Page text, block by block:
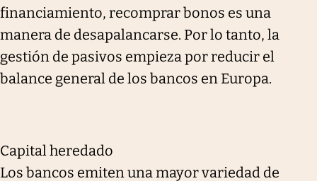
financiamiento, recomprar bonos es una
manera de desapalancarse. Por lo tanto, la
gestión de pasivos empieza por reducir el
balance general de los bancos en Europa.
Capital heredado
Los bancos emiten una mayor variedad de